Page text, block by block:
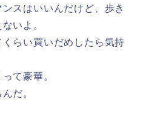
スはいいんだけど、歩き
いよ。
らい買いだめしたら気持
て豪華。
だ。